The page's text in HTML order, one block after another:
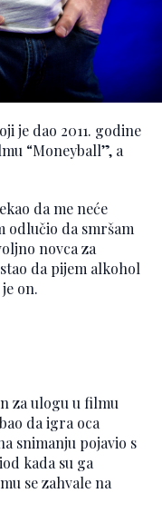
je dao 2011. godine
“Moneyball”, a
da me neće
odlučio da smršam
novca za
da pijem alkohol
on.
za ulogu u filmu
da igra oca
snimanju pojavio s
kada su ga
se zahvale na